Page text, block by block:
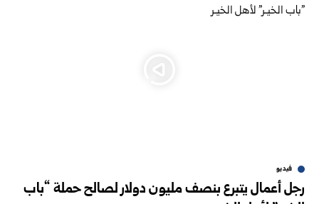
فيديو
رجل أعمال يتبرع بنصف مليون دولار لصالح حملة “باب